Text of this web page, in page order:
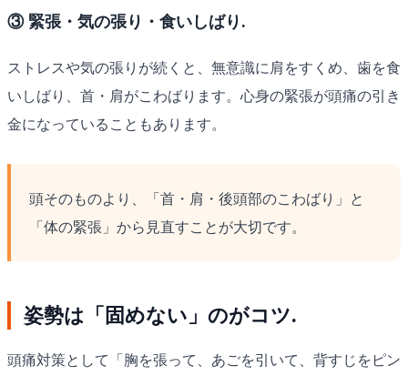
③ 緊張・気の張り・食いしばり.
ストレスや気の張りが続くと、無意識に肩をすくめ、歯を食
いしばり、首・肩がこわばります。心身の緊張が頭痛の引き
金になっていることもあります。
頭そのものより、「首・肩・後頭部のこわばり」と
「体の緊張」から見直すことが大切です。
姿勢は「固めない」のがコツ.
頭痛対策として「胸を張って、あごを引いて、背すじをピン